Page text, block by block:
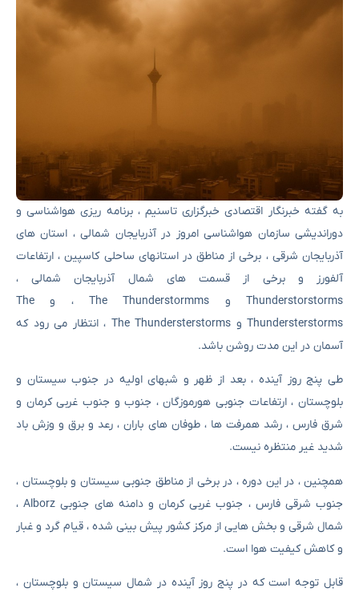
به گفته خبرنگار اقتصادی خبرگزاری تاسنیم ، برنامه ریزی هواشناسی و
دوراندیشی سازمان هواشناسی امروز در آذربایجان شمالی ، استان های
آذربایجان شرقی ، برخی از مناطق در استانهای ساحلی کاسپین ، ارتفاعات
آلفورز و برخی از قسمت های شمال آذربایجان شمالی ،
Thunderstorstorms و The Thunderstormms ، و The
Thundersterstorms و The Thundersterstorms ، انتظار می رود که
آسمان در این مدت روشن باشد.
طی پنج روز آینده ، بعد از ظهر و شبهای اولیه در جنوب سیستان و
بلوچستان ، ارتفاعات جنوبی هورموزگان ، جنوب و جنوب غربی کرمان و
شرق فارس ، رشد همرفت ها ، طوفان های باران ، رعد و برق و وزش باد
شدید غیر منتظره نیست.
همچنین ، در این دوره ، در برخی از مناطق جنوبی سیستان و بلوچستان ،
جنوب شرقی فارس ، جنوب غربی کرمان و دامنه های جنوبی Alborz ،
شمال شرقی و بخش هایی از مرکز کشور پیش بینی شده ، قیام گرد و غبار
و کاهش کیفیت هوا است.
قابل توجه است که در پنج روز آینده در شمال سیستان و بلوچستان ،